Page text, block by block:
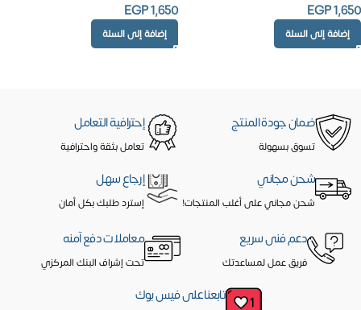
EGP1,650
إضافة إلى السلة
EGP1,650
إضافة إلى السلة
ضمان جودة المنتج
تسوق بسهولة
إحترافية التعامل
تعامل بثقة واحترافية
شحن مجاني
شحن مجاني على أغلب المنتجات!
إرجاع سهل
إسترد طلبك بكل أمان
دعم فنى سريع
فريق عمل لمساعدتك
معاملات دفع آمنه
تحت إشراف البنك المركزي
تابعنا على فيس بوك